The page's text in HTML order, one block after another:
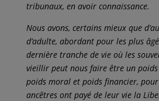
tribunaux, en avoir connaissance.
Nous avons, certains mieux que
d’adulte, abordant pour les plus
dernière tranche de vie où les
vieillir peut nous faire être un
poids moral et poids financier,
ancêtres ont payé de leur vie la